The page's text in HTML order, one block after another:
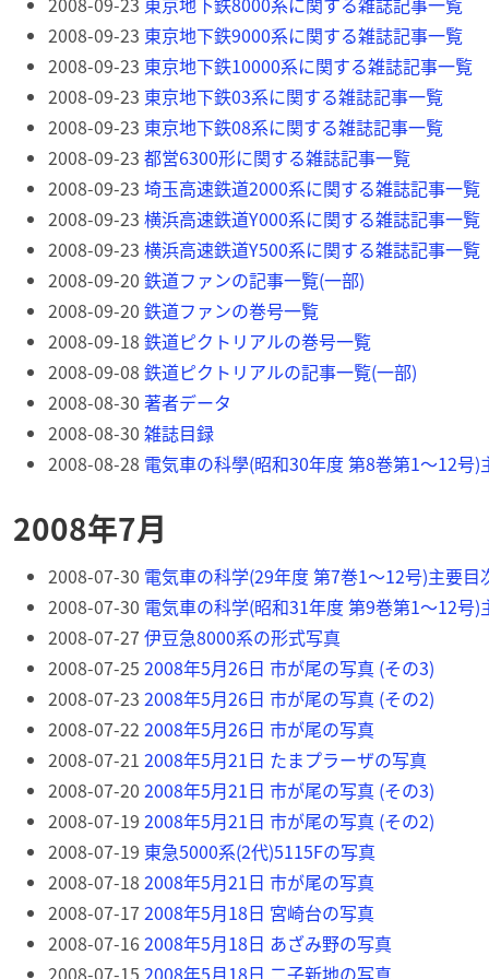
2008-09-23 東京地下鉄9000系に関する雑誌記事一覧
2008-09-23 東京地下鉄10000系に関する雑誌記事一覧
2008-09-23 東京地下鉄03系に関する雑誌記事一覧
2008-09-23 東京地下鉄08系に関する雑誌記事一覧
2008-09-23 都営6300形に関する雑誌記事一覧
2008-09-23 埼玉高速鉄道2000系に関する雑誌記事一覧
2008-09-23 横浜高速鉄道Y000系に関する雑誌記事一覧
2008-09-23 横浜高速鉄道Y500系に関する雑誌記事一覧
2008-09-20 鉄道ファンの記事一覧(一部)
2008-09-20 鉄道ファンの巻号一覧
2008-09-18 鉄道ピクトリアルの巻号一覧
2008-09-08 鉄道ピクトリアルの記事一覧(一部)
2008-08-30 著者データ
2008-08-30 雑誌目録
2008-08-28 電気車の科學(昭和30年度 第8巻第1～12号)
2008年7月
2008-07-30 電気車の科学(29年度 第7巻1～12号)主要目
2008-07-30 電気車の科学(昭和31年度 第9巻第1～12号)
2008-07-27 伊豆急8000系の形式写真
2008-07-25 2008年5月26日 市が尾の写真 (その3)
2008-07-23 2008年5月26日 市が尾の写真 (その2)
2008-07-22 2008年5月26日 市が尾の写真
2008-07-21 2008年5月21日 たまプラーザの写真
2008-07-20 2008年5月21日 市が尾の写真 (その3)
2008-07-19 2008年5月21日 市が尾の写真 (その2)
2008-07-19 東急5000系(2代)5115Fの写真
2008-07-18 2008年5月21日 市が尾の写真
2008-07-17 2008年5月18日 宮崎台の写真
2008-07-162008年5月18日 あざみ野の写真
2008-07-15 2008年5月18日 二子新地の写真